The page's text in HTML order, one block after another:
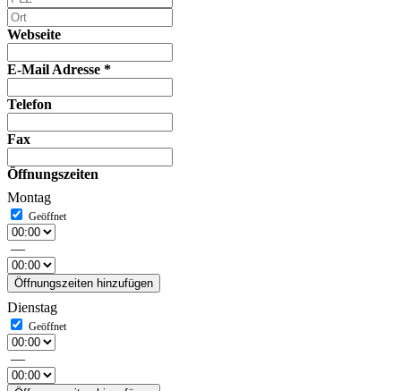
Webseite
E-Mail Adresse *
Telefon
Fax
Öffnungszeiten
Montag
—
Öffnungszeiten hinzufügen
Dienstag
—